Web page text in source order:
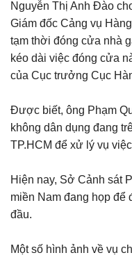
Nguyễn Thị Anh Đào
Giám đốc Cảng vụ
tạm thời đóng cửa nhà
kéo dài việc đóng cửa
của Cục trưởng Cục
Được biết, ông Phạm
không dân dụng đang
TP.HCM để xử lý vụ
Hiện nay, Sở Cảnh sát
miền Nam đang họp để
đầu.
Một số hình ảnh về vụ